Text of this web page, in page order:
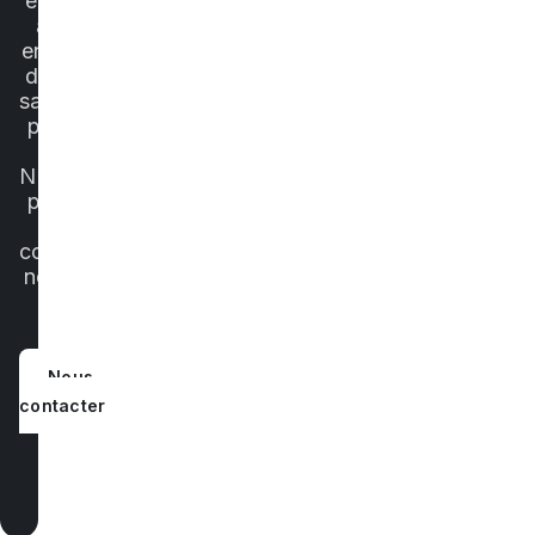
as
envie
d'en
savoir
plus
N'attends
plus
contacte-
nous
Nous
contacter